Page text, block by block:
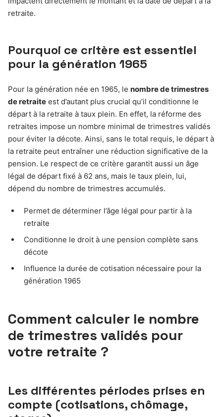
retraite.
Pourquoi ce critère est essentiel
pour la génération 1965
Pour la génération née en 1965, le nombre de trimestres
de retraite est d’autant plus crucial qu’il conditionne le
départ à la retraite à taux plein. En effet, la réforme des
retraites impose un nombre minimal de trimestres validés
pour éviter la décote. Ainsi, sans le total requis, le départ à
la retraite peut entraîner une réduction significative de la
pension. Le respect de ce critère garantit aussi un âge
légal de départ fixé à 62 ans, mais le taux plein, lui,
dépend du nombre de trimestres accumulés.
Permet de déterminer l’âge légal pour partir à la
retraite
Conditionne le droit à une pension complète sans
décote
Influence la durée de cotisation nécessaire pour la
génération 1965
Comment calculer le nombre
de trimestres validés pour
votre retraite ?
Les différentes périodes prises en
compte (cotisations, chômage,